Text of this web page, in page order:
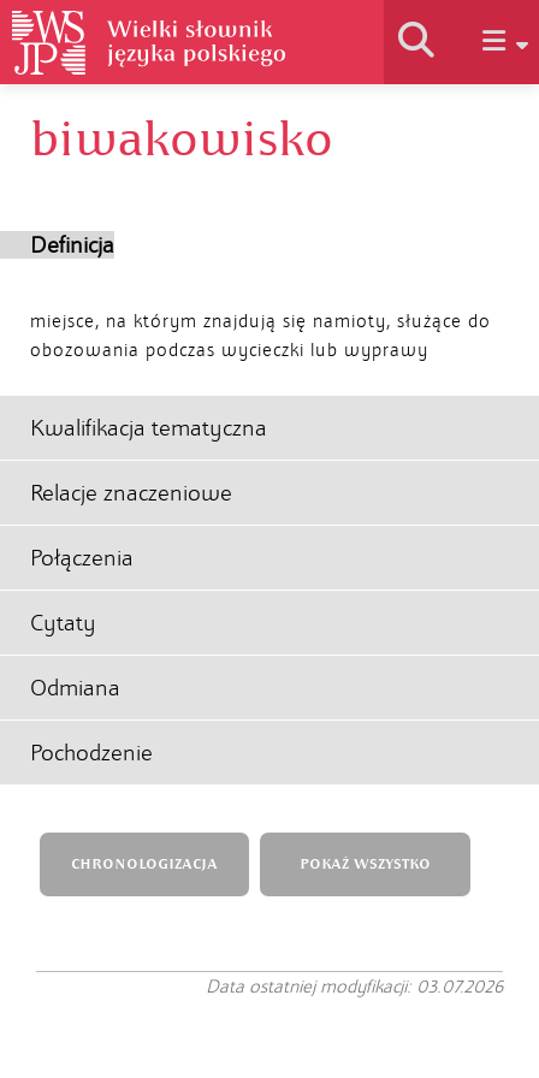
Historia słownika
biwakowisko
Definicja
miejsce, na którym znajdują się namioty, służące do
obozowania podczas wycieczki lub wyprawy
Kwalifikacja tematyczna
Relacje znaczeniowe
Połączenia
Cytaty
Odmiana
Pochodzenie
CHRONOLOGIZACJA POKAŻ WSZYSTKO
Data ostatniej modyfikacji: 03.07.2026